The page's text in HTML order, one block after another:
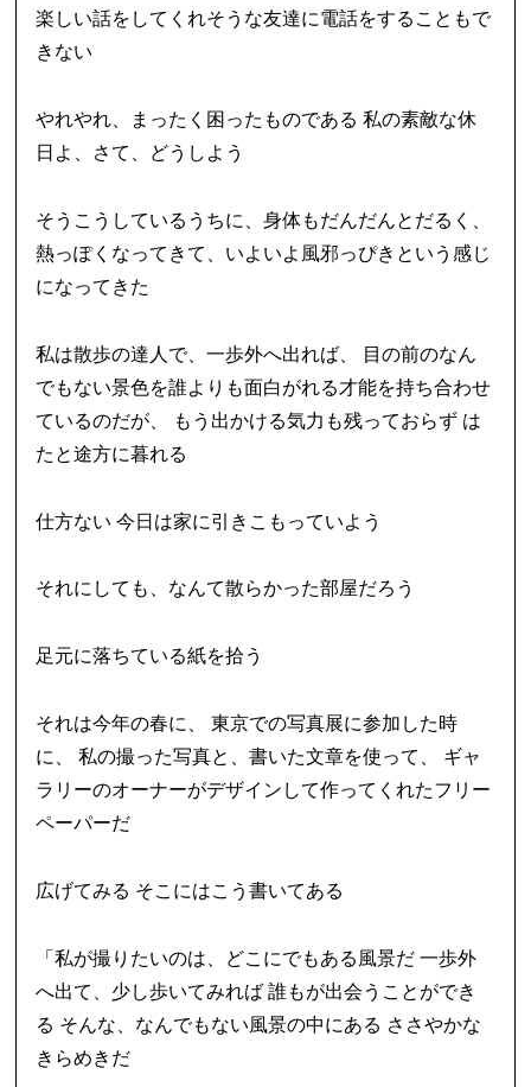
楽しい話をしてくれそうな友達に電話をすることもで
きない
やれやれ、まったく困ったものである 私の素敵な休
日よ、さて、どうしよう
そうこうしているうちに、身体もだんだんとだるく、
熱っぽくなってきて、いよいよ風邪っぴきという感じ
になってきた
私は散歩の達人で、一歩外へ出れば、 目の前のなん
でもない景色を誰よりも面白がれる才能を持ち合わせ
ているのだが、 もう出かける気力も残っておらず は
たと途方に暮れる
仕方ない 今日は家に引きこもっていよう
それにしても、なんて散らかった部屋だろう
足元に落ちている紙を拾う
それは今年の春に、 東京での写真展に参加した時
に、 私の撮った写真と、書いた文章を使って、 ギャ
ラリーのオーナーがデザインして作ってくれたフリー
ペーパーだ
広げてみる そこにはこう書いてある
「私が撮りたいのは、どこにでもある風景だ 一歩外
へ出て、少し歩いてみれば 誰もが出会うことができ
る そんな、なんでもない風景の中にある ささやかな
きらめきだ